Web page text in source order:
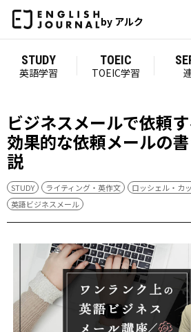
by アルク
STUDY
英語学習
TOEIC
TOEIC学習
ビジネスメールで依頼
効果的な依頼メールの
説
STUDY ライティング・英作文
ロッシェル・カ
英語ビジネスメール